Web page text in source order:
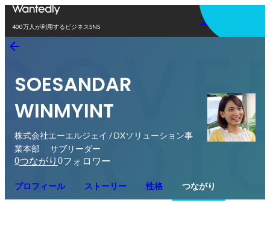
400万人が利用するビジネスSNS
アプリを使う
SOESANDAR
WINMYINT
株式会社エーエルジェイ / DXソリューション事
業本部 サブリーダー
0つながり 0フォロワー
プロフィール ストーリー 性格 つながり